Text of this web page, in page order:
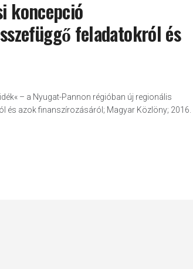
koncepció
feladatokról és
– a Nyugat-Pannon régióban új regionális
azok finanszírozásáról; Magyar Közlöny; 2016.